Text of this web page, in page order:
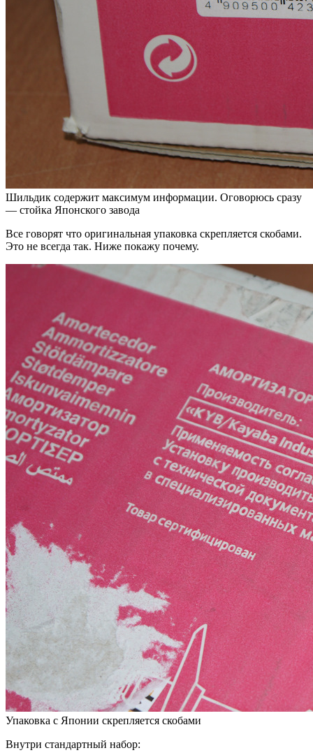
Шильдик содержит максимум информации. Оговорюсь сразу
— стойка Японского завода
Все говорят что оригинальная упаковка скрепляется скобами.
Это не всегда так. Ниже покажу почему.
Упаковка с Японии скрепляется скобами
Внутри стандартный набор: